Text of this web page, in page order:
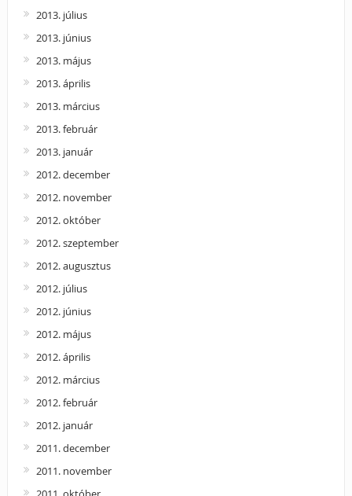
2013. július
2013. június
2013. május
2013. április
2013. március
2013. február
2013. január
2012. december
2012. november
2012. október
2012. szeptember
2012. augusztus
2012. július
2012. június
2012. május
2012. április
2012. március
2012. február
2012. január
2011. december
2011. november